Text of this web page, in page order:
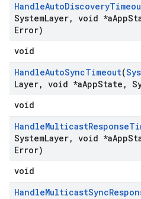
HandleAutoDiscovery
SystemLayer, void *aApp
Error)
void
HandleAutoSyncTimeout(
Layer, void *aAppState ,
void
HandleMulticastResponse
SystemLayer, void *aApp
Error)
void
HandleMulticastSync